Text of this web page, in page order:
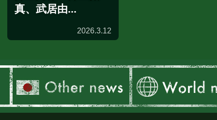
真、武居由...
2026.3.12